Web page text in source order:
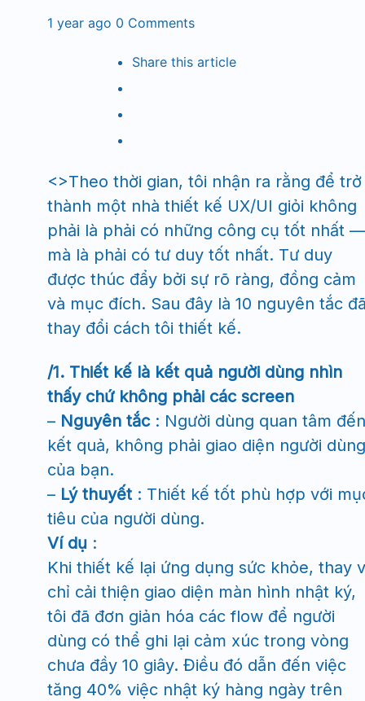
1 year ago 0 Comments
Share this article
<>Theo thời gian, tôi nhận ra rằng để trở
thành một nhà thiết kế UX/UI giỏi không
phải là phải có những công cụ tốt nhất —
mà là phải có tư duy tốt nhất. Tư duy
được thúc đẩy bởi sự rõ ràng, đồng cảm
và mục đích. Sau đây là 10 nguyên tắc
thay đổi cách tôi thiết kế.
/1. Thiết kế là kết quả người dùng nhìn
thấy chứ không phải các screen
– Nguyên tắc: Người dùng quan tâm đến
kết quả, không phải giao diện người dùng
của bạn.
– Lý thuyết: Thiết kế tốt phù hợp với
tiêu của người dùng.
Ví dụ :
Khi thiết kế lại ứng dụng sức khỏe, thay
chỉ cải thiện giao diện màn hình nhật ký,
tôi đã đơn giản hóa các flow để người
dùng có thể ghi lại cảm xúc trong vòng
chưa đầy 10 giây. Điều đó dẫn đến việc
tăng 40% việc nhật ký hàng ngày trên